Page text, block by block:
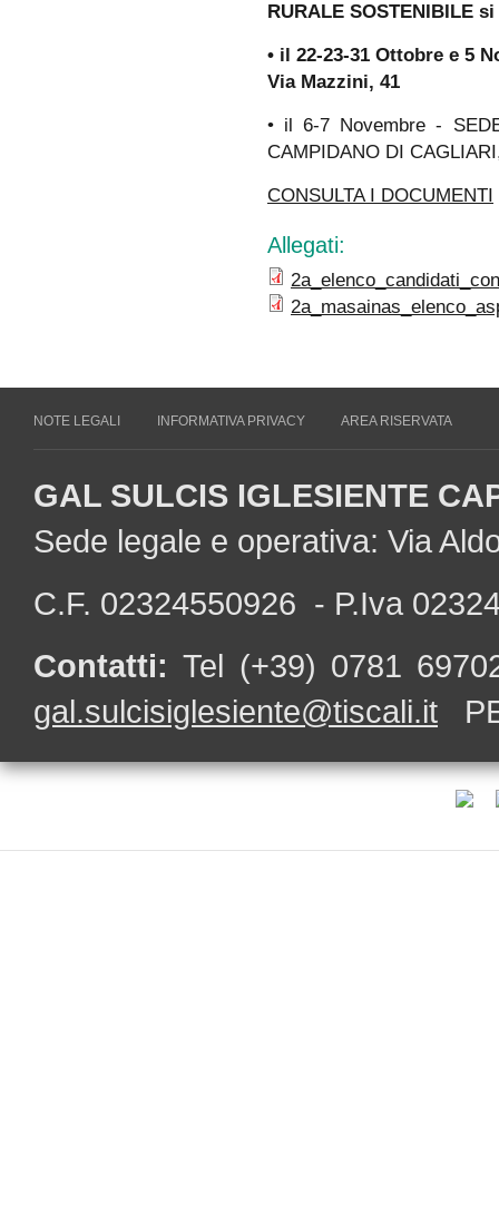
RURALE SOSTENIBILE
• il 22-23-31 Ottobre e 5
Via Mazzini, 41
• il 6-7 Novembre -
CAMPIDANO DI
CONSULTA I DOCUMENTI
Allegati:
NOTE LEGALI INFORMATIVA PRIVACY AREA RISERVATA
GAL SULCIS IGLESIENTE
Sede legale e operativa: Via
C.F. 02324550926 - P.Iva
Contatti:Tel (+39) 0781
gal.sulcisiglesiente@tiscali.it